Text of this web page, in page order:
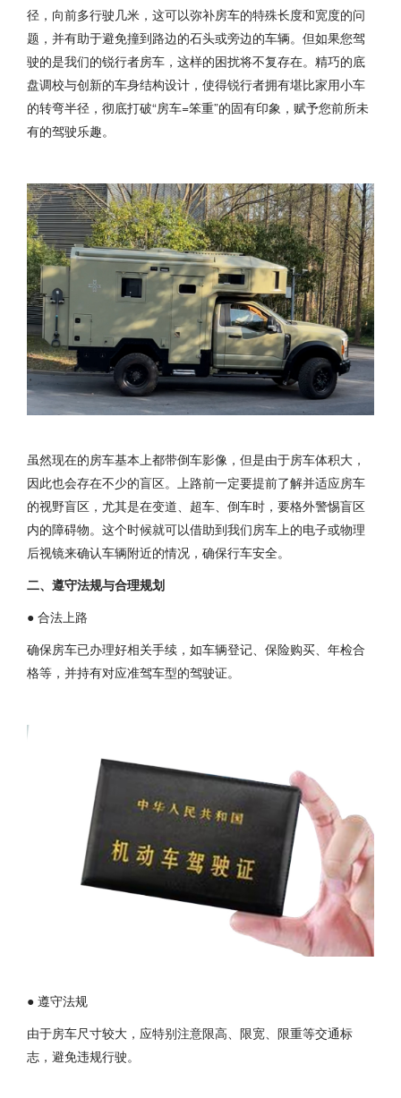
径，向前多行驶几米，这可以弥补房车的特殊长度和宽度的问
题，并有助于避免撞到路边的石头或旁边的车辆。但如果您驾
驶的是我们的锐行者房车，这样的困扰将不复存在。精巧的底
盘调校与创新的车身结构设计，使得锐行者拥有堪比家用小车
的转弯半径，彻底打破“房车=笨重”的固有印象，赋予您前所未
有的驾驶乐趣。
虽然现在的房车基本上都带倒车影像，但是由于房车体积大，
因此也会存在不少的盲区。上路前一定要提前了解并适应房车
的视野盲区，尤其是在变道、超车、倒车时，要格外警惕盲区
内的障碍物。这个时候就可以借助到我们房车上的电子或物理
后视镜来确认车辆附近的情况，确保行车安全。
二、遵守法规与合理规划
● 合法上路
确保房车已办理好相关手续，如车辆登记、保险购买、年检合
格等，并持有对应准驾车型的驾驶证。
● 遵守法规
由于房车尺寸较大，应特别注意限高、限宽、限重等交通标
志，避免违规行驶。